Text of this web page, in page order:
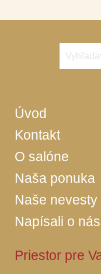
Úvod
Kontakt
O salóne
Naša ponuka
Naše nevesty
Napísali o nás
Priestor pre